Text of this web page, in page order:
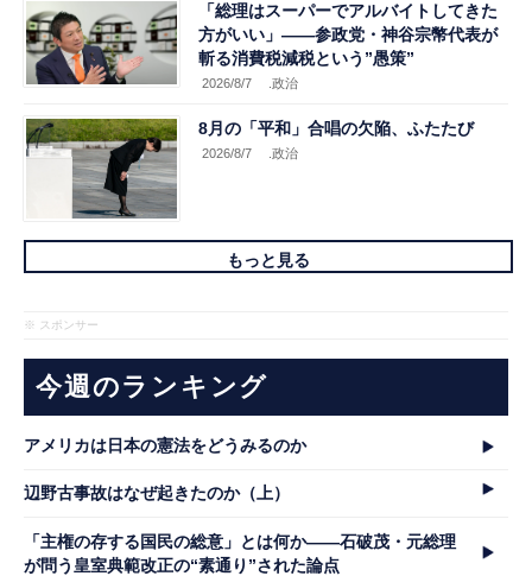
「総理はスーパーでアルバイトしてきた
方がいい」――参政党・神谷宗幣代表が
斬る消費税減税という”愚策”
2026/8/7 .政治
8月の「平和」合唱の欠陥、ふたたび
2026/8/7 .政治
もっと見る
※ スポンサー
今週のランキング
アメリカは日本の憲法をどうみるのか
辺野古事故はなぜ起きたのか（上）
「主権の存する国民の総意」とは何か――石破茂・元総理
が問う皇室典範改正の“素通り”された論点